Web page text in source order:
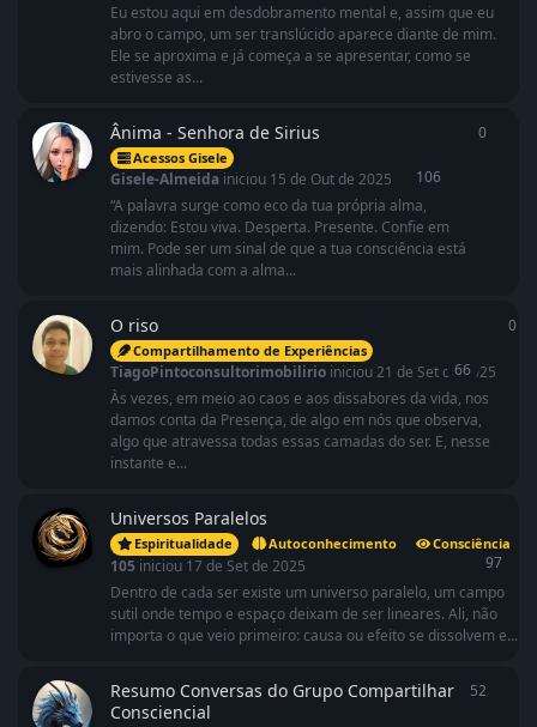
Eu estou aqui em desdobramento mental e, assim que eu
abro o campo, um ser translúcido aparece diante de mim.
Ele se aproxima e já começa a se apresentar, como se
estivesse as...
Ânima - Senhora de Sirius
Acessos Gisele
Gisele-Almeida iniciou 15 de Out de 2025
106
“A palavra surge como eco da tua própria alma,
dizendo: Estou viva. Desperta. Presente. Confie em
mim. Pode ser um sinal de que a tua consciência está
mais alinhada com a alma...
0
O riso
Compartilhamento de Experiências
TiagoPintoconsultorimobilirio iniciou21 de Set de 2025
66
Às vezes, em meio ao caos e aos dissabores da vida, nos
damos conta da Presença, de algo em nós que observa,
algo que atravessa todas essas camadas do ser. E, nesse
instante e...
0
Universos Paralelos
Espiritualidade Autoconhecimento Consciência
105 iniciou 17 de Set de 2025
97
Dentro de cada ser existe um universo paralelo, um campo
sutil onde tempo e espaço deixam de ser lineares. Ali, não
importa o que veio primeiro: causa ou efeito se dissolvem e...
Resumo Conversas do Grupo Compartilhar
Consciencial
52